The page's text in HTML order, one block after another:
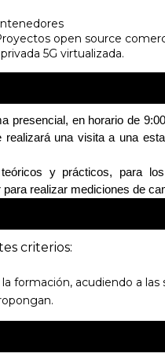
open source
5G virtualizada.
presencial, en horario de
una visita a una
y prácticos, para
realizar mediciones de
criterios:
formación, acudiendo a las